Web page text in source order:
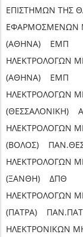
ΕΠΙΣΤΗΜΩΝ ΤΗΣ
ΕΦΑΡΜΟΣΜΕΝΩΝ
(ΑΘΗΝΑ) ΕΜΠ
ΗΛΕΚΤΡΟΛΟΓΩΝ
(ΑΘΗΝΑ) ΕΜΠ
ΗΛΕΚΤΡΟΛΟΓΩΝ
(ΘΕΣΣΑΛΟΝΙΚΗ)
ΗΛΕΚΤΡΟΛΟΓΩΝ
(ΒΟΛΟΣ)
ΗΛΕΚΤΡΟΛΟΓΩΝ
(ΞΑΝΘΗ) ΔΠΘ
ΗΛΕΚΤΡΟΛΟΓΩΝ
(ΠΑΤΡΑ)
ΗΛΕΚΤΡΟΝΙΚΩΝ